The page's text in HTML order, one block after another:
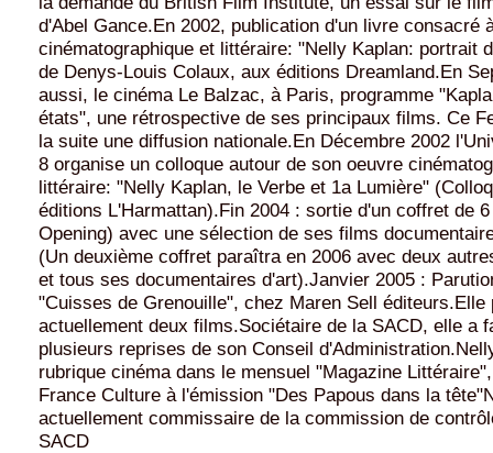
d'Abel Gance.En 2002, publication d'un livre consacré
cinématographique et littéraire: "Nelly Kaplan: portrait
de Denys-Louis Colaux, aux éditions Dreamland.En
aussi, le cinéma Le Balzac, à Paris, programme
états", une rétrospective de ses principaux films. Ce
la suite une diffusion nationale.En Décembre 2002
8 organise un colloque autour de son oeuvre
littéraire: "Nelly Kaplan, le Verbe et 1a Lumière"
éditions L'Harmattan).Fin 2004 : sortie d'un coffret de
Opening) avec une sélection de ses films
(Un deuxième coffret paraîtra en 2006 avec deux
et tous ses documentaires d'art).Janvier 2005 :
"Cuisses de Grenouille", chez Maren Sell éditeurs.Elle
actuellement deux films.Sociétaire de la SACD, elle a
plusieurs reprises de son Conseil
rubrique cinéma dans le mensuel "Magazine
France Culture à l'émission "Des Papous dans la
actuellement commissaire de la commission de
SACD